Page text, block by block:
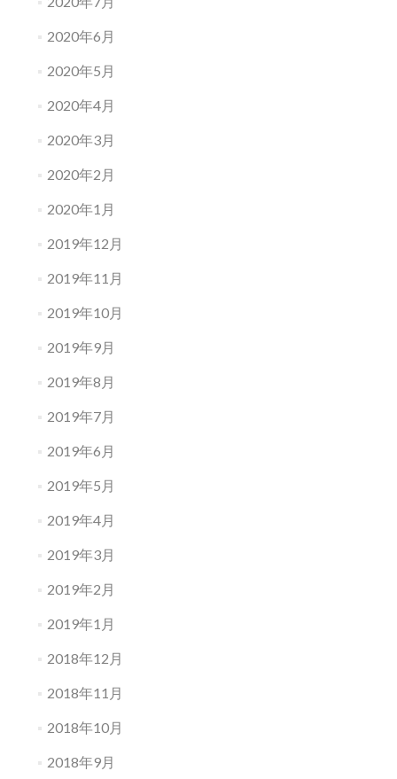
2020年6月
2020年5月
2020年4月
2020年3月
2020年2月
2020年1月
2019年12月
2019年11月
2019年10月
2019年9月
2019年8月
2019年7月
2019年6月
2019年5月
2019年4月
2019年3月
2019年2月
2019年1月
2018年12月
2018年11月
2018年10月
2018年9月